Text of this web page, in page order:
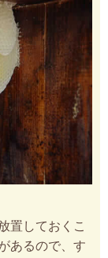
置しておくこ
あるので、す